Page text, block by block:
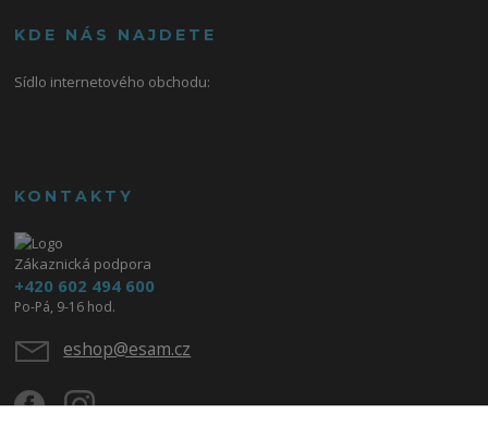
KDE NÁS NAJDETE
Sídlo internetového obchodu:
KONTAKTY
Zákaznická podpora
+420 602 494 600
Po-Pá, 9-16 hod.
eshop@esam.cz